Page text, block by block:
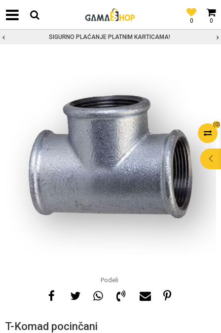
0
0
SIGURNO PLAĆANJE PLATNIM KARTICAMA!
(0)
Podeli
T-Komad pocinčani
POMOĆ PRI
KUPOVINI